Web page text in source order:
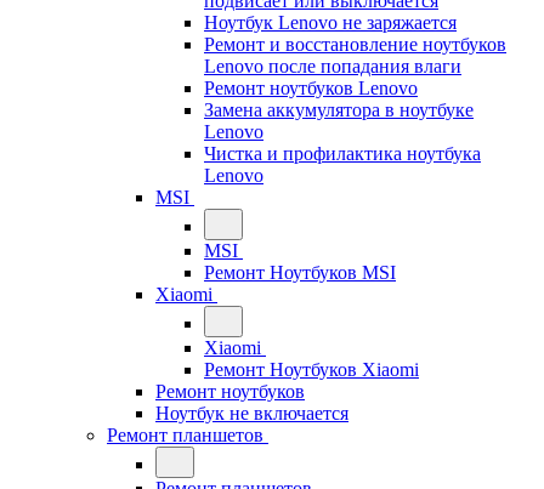
Ноутбук Lenovo не заряжается
Ремонт и восстановление ноутбуков
Lenovo после попадания влаги
Ремонт ноутбуков Lenovo
Замена аккумулятора в ноутбуке
Lenovo
Чистка и профилактика ноутбука
Lenovo
MSI
MSI
Ремонт Ноутбуков MSI
Xiaomi
Xiaomi
Ремонт Ноутбуков Xiaomi
Ремонт ноутбуков
Ноутбук не включается
Ремонт планшетов